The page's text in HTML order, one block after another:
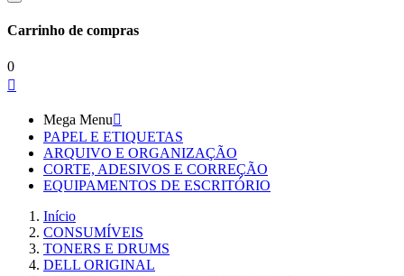
Carrinho de compras
0

Mega Menu
PAPEL E ETIQUETAS
ARQUIVO E ORGANIZAÇÃO
CORTE, ADESIVOS E CORREÇÃO
EQUIPAMENTOS DE ESCRITÓRIO
Início
CONSUMÍVEIS
TONERS E DRUMS
DELL ORIGINAL